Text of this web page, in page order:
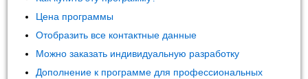
Цена программы
Отобразить все контактные данные
Можно заказать индивидуальную разработку
Дополнение к программе для профессиональных